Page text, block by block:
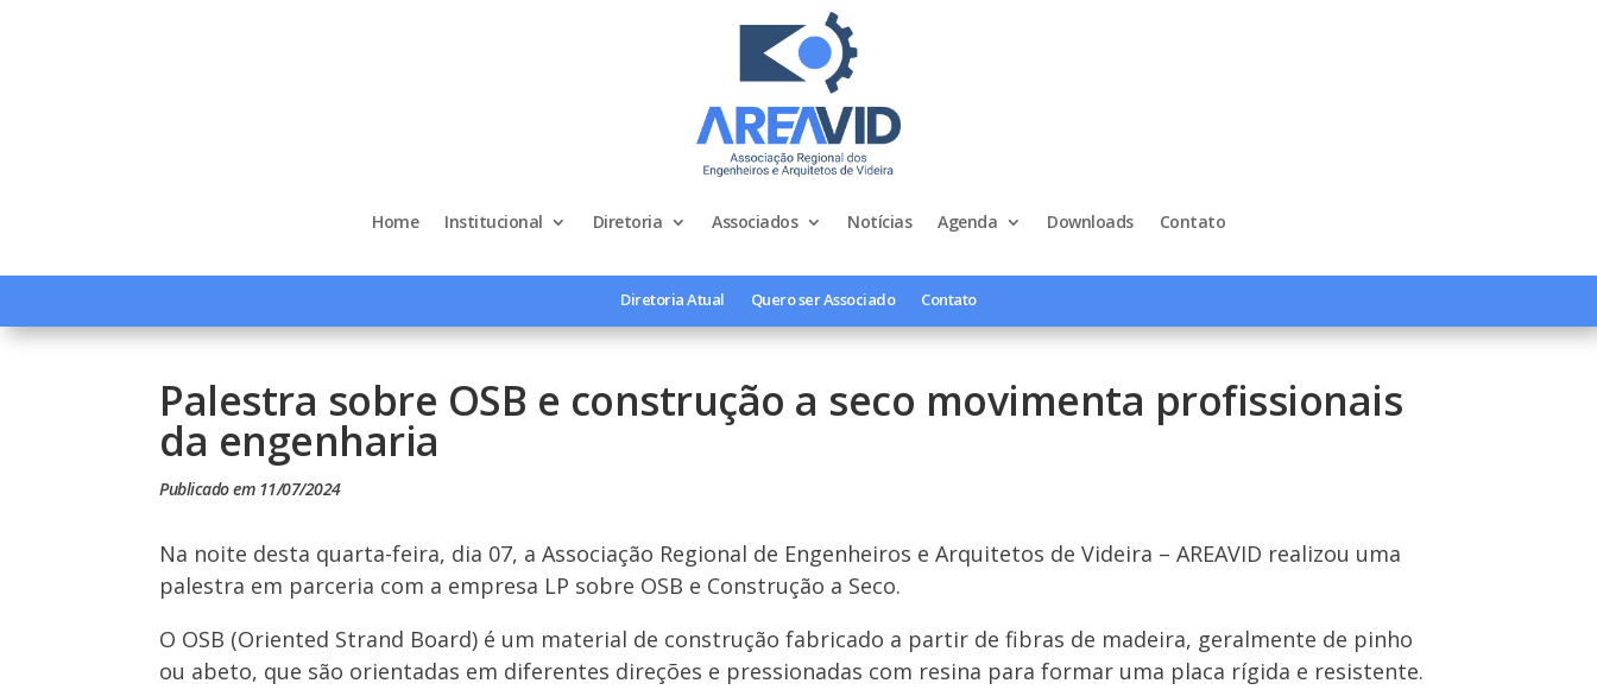
Home Institucional Diretoria Associados Notícias Agenda Downloads Contato
Diretoria Atual Quero ser Associado Contato
Palestra sobre OSB e construção a seco movimenta profissionais
da engenharia
Publicado em 11/07/2024
Na noite desta quarta-feira, dia 07, a Associação Regional de Engenheiros e Arquitetos de Videira – AREAVID realizou uma
palestra em parceria com a empresa LP sobre OSB e Construção a Seco.
O OSB (Oriented Strand Board) é um material de construção fabricado a partir de fibras de madeira, geralmente de pinho
ou abeto, que são orientadas em diferentes direções e pressionadas com resina para formar uma placa rígida e resistente.